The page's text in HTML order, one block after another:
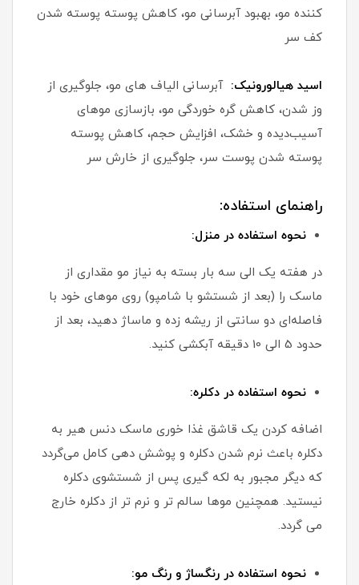
کننده مو، بهبود آبرسانی مو، کاهش پوسته پوسته شدن
کف سر
اسید هیالورونیک: آبرسانی الیاف های مو، جلوگیری از
وز شدن، کاهش گره خوردگی مو، بازسازی موهای
آسیب‌دیده و خشک، افزایش حجم، کاهش پوسته
پوسته شدن پوست سر، جلوگیری از خارش سر
راهنمای استفاده:
نحوه استفاده در منزل:
در هفته یک الی سه بار بسته به نیاز مو مقداری از
ماسک را (بعد از شستشو با شامپو) روی موهای خود با
فاصله‌ای دو سانتی از ریشه زده و ماساژ دهید، بعد از
حدود 5 الی 10 دقیقه آبکشی کنید.
نحوه استفاده در دکلره:
اضافه کردن یک قاشق غذا خوری ماسک دنس هیر به
دکلره باعث نرم شدن دکلره و پوشش دهی کامل می‌گردد
که دیگر مجبور به لکه گیری پس از شستشوی دکلره
نیستید. همچنین موها سالم تر و نرم تر از دکلره خارج
می گردد.
نحوه استفاده در رنگساژ و رنگ مو: